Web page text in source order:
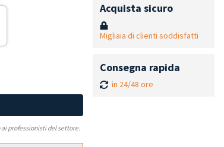
professionisti del settore.
Acquista sicuro
Migliaia di clienti soddisfatti
Consegna rapida
in 24/48 ore